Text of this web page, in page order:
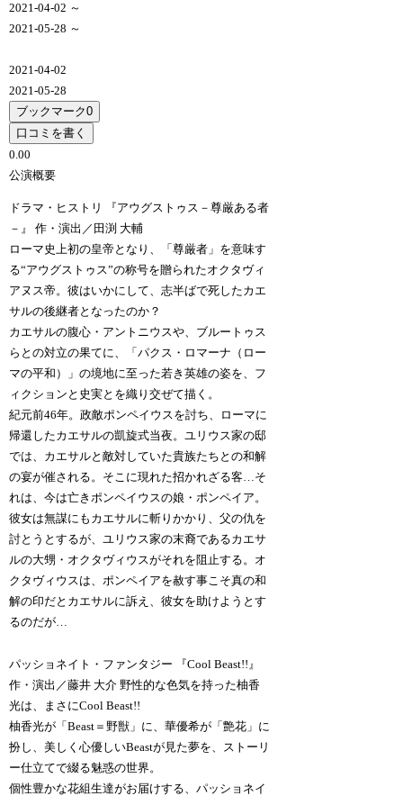
2021-04-02 ～
2021-05-28 ～
2021-04-02
2021-05-28
ブックマーク0
口コミを書く
0.00
公演概要
ドラマ・ヒストリ 『アウグストゥス－尊厳ある者
－』 作・演出／田渕 大輔
ローマ史上初の皇帝となり、「尊厳者」を意味す
る“アウグストゥス”の称号を贈られたオクタヴィ
アヌス帝。彼はいかにして、志半ばで死したカエ
サルの後継者となったのか？
カエサルの腹心・アントニウスや、ブルートゥス
らとの対立の果てに、「パクス・ロマーナ（ロー
マの平和）」の境地に至った若き英雄の姿を、フ
ィクションと史実とを織り交ぜて描く。
紀元前46年。政敵ポンペイウスを討ち、ローマに
帰還したカエサルの凱旋式当夜。ユリウス家の邸
では、カエサルと敵対していた貴族たちとの和解
の宴が催される。そこに現れた招かれざる客…そ
れは、今は亡きポンペイウスの娘・ポンペイア。
彼女は無謀にもカエサルに斬りかかり、父の仇を
討とうとするが、ユリウス家の末裔であるカエサ
ルの大甥・オクタヴィウスがそれを阻止する。オ
クタヴィウスは、ポンペイアを赦す事こそ真の和
解の印だとカエサルに訴え、彼女を助けようとす
るのだが…
パッショネイト・ファンタジー 『Cool Beast!!』
作・演出／藤井 大介 野性的な色気を持った柚香
光は、まさにCool Beast!!
柚香光が「Beast＝野獣」に、華優希が「艶花」に
扮し、美しく心優しいBeastが見た夢を、ストーリ
ー仕立てで綴る魅惑の世界。
個性豊かな花組生達がお届けする、パッショネイ